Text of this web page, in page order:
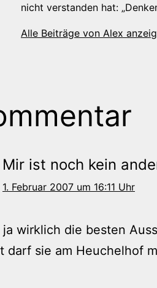
nicht verstanden hat:
Alle Beiträge von Alex
Mir ist noch kein
1. Februar 2007 um 16:11 Uhr
ja wirklich die besten
darf sie am Heuchelhof